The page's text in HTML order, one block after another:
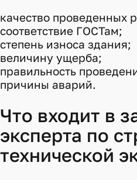
качество проведенных
соответствие ГОСТам;
степень износа здания;
величину ущерба;
правильность
причины аварий.
Что входит в
эксперта по
технической